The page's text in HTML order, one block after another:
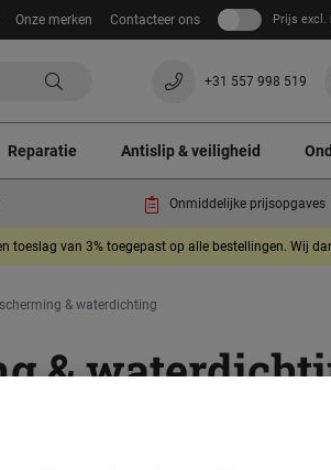
Onze merken Contacteer ons Prijs excl.
+31 557 998 519
Reparatie Antislip & veiligheid
Onmiddelijke prijsopgaves
toeslag van 3% toegepast op alle bestellingen. Wij
& waterdichting
&